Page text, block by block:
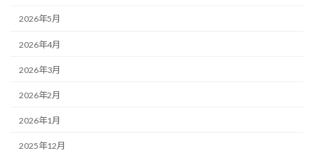
2026年5月
2026年4月
2026年3月
2026年2月
2026年1月
2025年12月